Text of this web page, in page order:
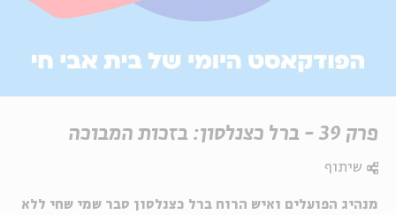
פרק 39 - ברל כצנלסון: בזכות המבוכה
מנהיג הפועלים ואיש הרוח ברל כצנלסון סבר שמי שחי ללא
שיתוף